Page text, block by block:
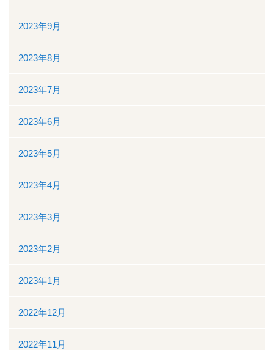
2023年9月
2023年8月
2023年7月
2023年6月
2023年5月
2023年4月
2023年3月
2023年2月
2023年1月
2022年12月
2022年11月